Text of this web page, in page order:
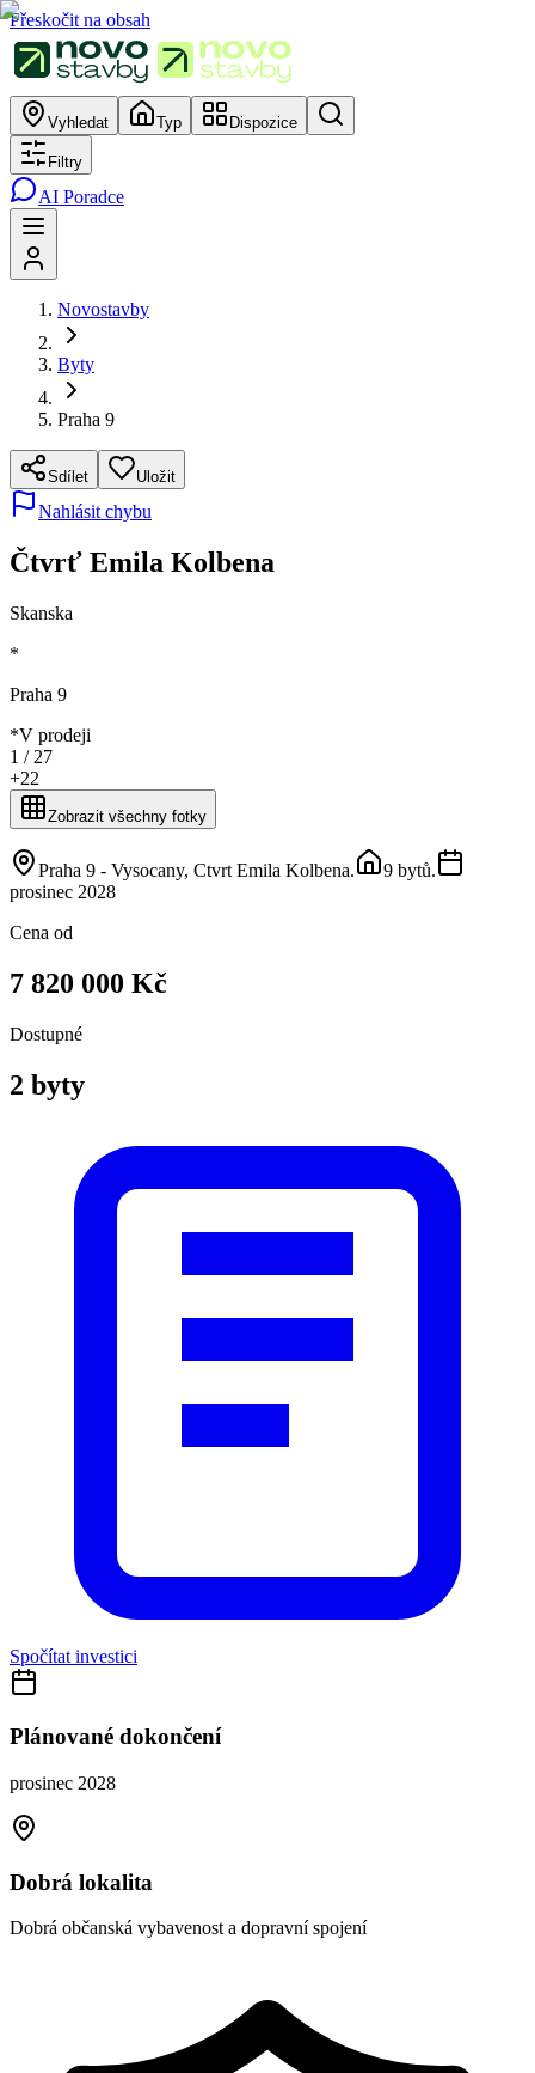
Přeskočit na obsah
Vyhledat Typ Dispozice
Filtry
AI Poradce
Novostavby
Byty
Praha 9
Sdílet Uložit
Nahlásit chybu
Čtvrť Emila Kolbena
Skanska
*
Praha 9
*V prodeji
1 / 27
+22
Zobrazit všechny fotky
Praha 9 - Vysocany, Ctvrt Emila Kolbena. 9 bytů.
prosinec 2028
Cena od
7 820 000 Kč
Dostupné
2 byty
Spočítat investici
Plánované dokončení
prosinec 2028
Dobrá lokalita
Dobrá občanská vybavenost a dopravní spojení